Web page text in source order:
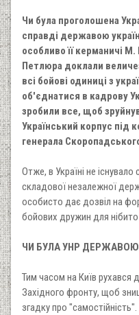
Чи була проголошена
справді державою
особливо її керманичі
Петлюра доклали
всі бойові одиниці з
об'єднатися в кадрову
зробили все, щоб
Український корпус під
генерала
Отже, в Україні не існувало
складової незалежної
особисто дає дозвіл на
бойових дружин для нібито
ЧИ БУЛА УНР
Тим часом на Київ рухався
Західного фронту, щоб
згадку про